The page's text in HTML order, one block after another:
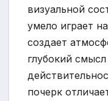
визуальной
умело играет
создает
глубокий
почерк